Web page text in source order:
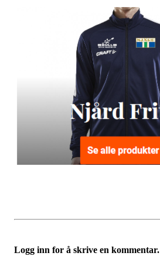
Logg inn for å skrive en kommentar.